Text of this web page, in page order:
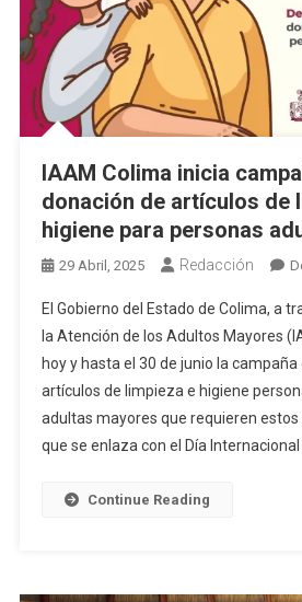
IAAM Colima inicia
donación de artículos de
higiene para personas
29 Abril, 2025 Redacción
El Gobierno del Estado de Colima, a
la Atención de los Adultos Mayores
hoy y hasta el 30 de junio la
artículos de limpieza e higiene
adultas mayores que requieren estos
que se enlaza con el Día Internacional
Continue Reading